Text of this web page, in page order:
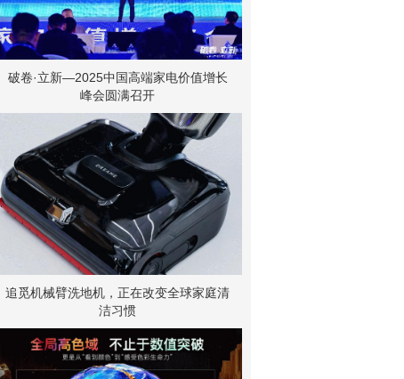
破卷·立新—2025中国高端家电价值增长
峰会圆满召开
追觅机械臂洗地机，正在改变全球家庭清
洁习惯